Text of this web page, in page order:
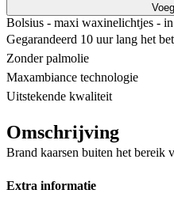
Bolsius - maxi waxinelichtjes -
Gegarandeerd 10 uur lang het
Zonder palmolie
Maxambiance technologie
Uitstekende kwaliteit
Omschrijving
Brand kaarsen buiten het bereik
Extra informatie